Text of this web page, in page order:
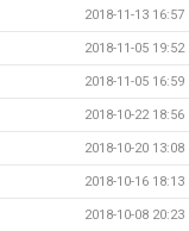
2018-11-13 16:57
2018-11-05 19:52
2018-11-05 16:59
2018-10-22 18:56
2018-10-20 13:08
2018-10-16 18:13
2018-10-08 20:23